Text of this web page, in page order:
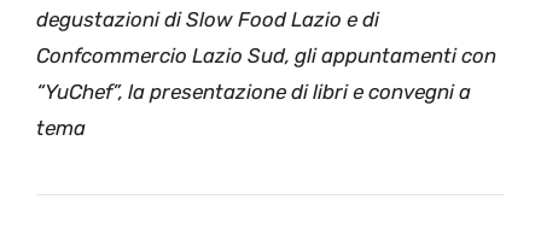
degustazioni di Slow Food Lazio e di
Confcommercio Lazio Sud, gli appuntamenti con
“YuChef”, la presentazione di libri e convegni a
tema